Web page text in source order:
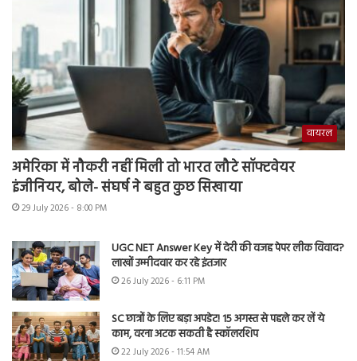
वायरल
अमेरिका में नौकरी नहीं मिली तो भारत लौटे सॉफ्टवेयर
इंजीनियर, बोले- संघर्ष ने बहुत कुछ सिखाया
29 July 2026 - 8:00 PM
UGC NET Answer Key में देरी की वजह पेपर लीक विवाद?
लाखों उम्मीदवार कर रहे इंतजार
26 July 2026 - 6:11 PM
SC छात्रों के लिए बड़ा अपडेट! 15 अगस्त से पहले कर लें ये
काम, वरना अटक सकती है स्कॉलरशिप
22 July 2026 - 11:54 AM